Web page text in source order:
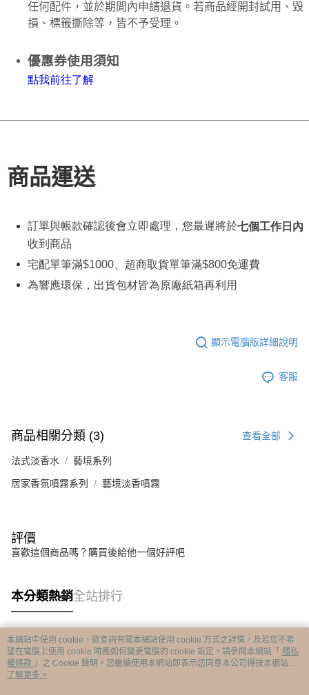
任何配件，並於期間內申請退貨。若商品經開封試用、毀
損、標籤撕除等，皆不予受理。
優惠券使用須知
點我前往了解
商品運送
訂單與帳款確認後會立即處理，您最遲將於七個工作日內
收到商品
宅配單筆滿$1000 、超商取貨單筆滿$800免運費
為響應環保，出貨包材皆為原廠紙箱再利用
顯示電腦版詳細說明
客服
商品相關分類 (3) 查看全部
法式淡香水 藝境系列
居家香氛噴霧系列 藝境淡香噴霧
評價
喜歡這個商品嗎？購買後給他一個好評吧
本分類熱銷全站排行
熱門標籤
本網站中使用 cookie，欲查詢有關本網站使用 cookie 方式之詳情，及若您不希
望在電腦上使用 cookie 時應如何變更電腦的 cookie 設定，請參閱本網站「 隱私
權條款 」之 Cookie 聲明。您繼續使用本網站即表示您同意本公司得按本網站使
用條款之 Cookie 聲明使用 cookie。
了解更多 >